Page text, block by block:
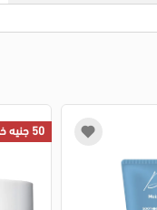
50 جنيه خصم